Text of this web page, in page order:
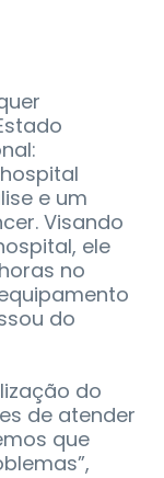
e um
Visando
ele
no
do
do
de atender
que